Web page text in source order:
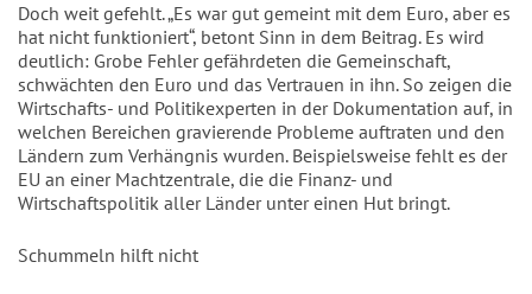
Doch weit gefehlt. „Es war gut gemeint mit dem Euro, aber es
hat nicht funktioniert“, betont Sinn in dem Beitrag. Es wird
deutlich: Grobe Fehler gefährdeten die Gemeinschaft,
schwächten den Euro und das Vertrauen in ihn. So zeigen die
Wirtschafts- und Politikexperten in der Dokumentation auf, in
welchen Bereichen gravierende Probleme auftraten und den
Ländern zum Verhängnis wurden. Beispielsweise fehlt es der
EU an einer Machtzentrale, die die Finanz- und
Wirtschaftspolitik aller Länder unter einen Hut bringt.
Schummeln hilft nicht